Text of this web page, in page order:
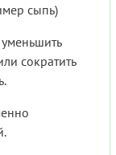
сыпь)
сократить